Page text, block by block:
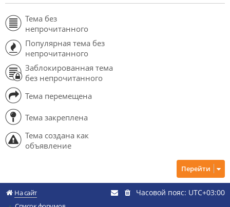
Тема без
непрочитанного
Популярная тема без
непрочитанного
Заблокированная тема
без непрочитанного
Тема перемещена
Тема закреплена
Тема создана как
объявление
Перейти
На сайт
Часовой пояс: UTC+03:00